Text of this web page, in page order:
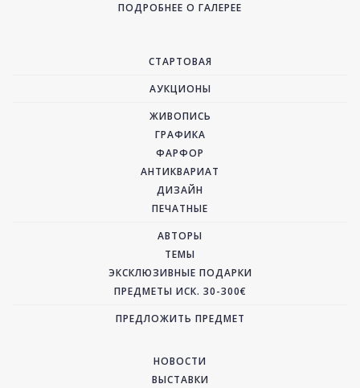
ПОДРОБНЕЕ О ГАЛЕРЕЕ
СТАРТОВАЯ
АУКЦИОНЫ
ЖИВОПИСЬ
ГРАФИКА
ФАРФОР
АНТИКВАРИАТ
ДИЗАЙН
ПЕЧАТНЫЕ
АВТОРЫ
ТЕМЫ
ЭКСКЛЮЗИВНЫЕ ПОДАРКИ
ПРЕДМЕТЫ ИСК. 30-300€
ПРЕДЛОЖИТЬ ПРЕДМЕТ
НОВОСТИ
ВЫСТАВКИ